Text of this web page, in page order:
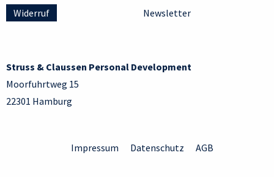
Widerruf
Newsletter
Struss & Claussen Personal Development
Moorfuhrtweg 15
22301 Hamburg
Impressum Datenschutz AGB